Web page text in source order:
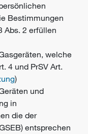
Bestimmungen
Abs. 2 erfüllen
welche
4 und PrSV Art.
)
und
in
die der
entsprechen